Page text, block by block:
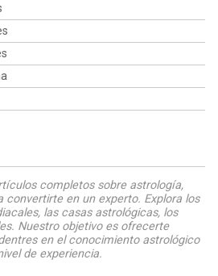
completos sobre astrología,
convertirte en un experto. Explora los
las casas astrológicas, los
Nuestro objetivo es ofrecerte
en el conocimiento astrológico
de experiencia.